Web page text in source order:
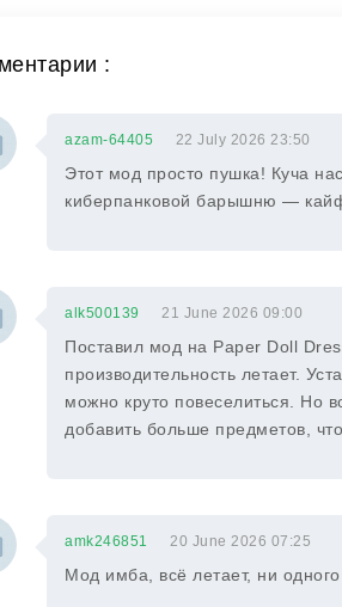
:
azam-64405 22 July 2026 23:50
Этот мод просто пушка! Куча
киберпанковой барышню — кайф,
alk500139 21 June 2026 09:00
Поставил мод на Paper Doll
производительность летает.
можно круто повеселиться. Но
добавить больше предметов,
amk246851 20 June 2026 07:25
Мод имба, всё летает, ни